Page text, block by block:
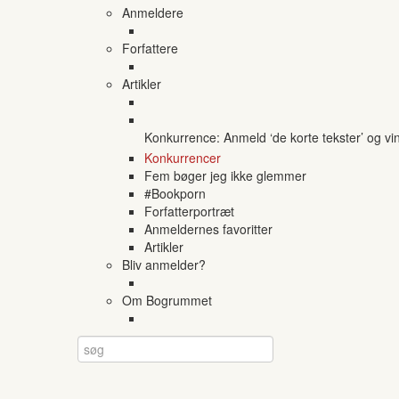
Anmeldere
Forfattere
Artikler
Konkurrence: Anmeld ‘de korte tekster’ og
Konkurrencer
Fem bøger jeg ikke glemmer
#Bookporn
Forfatterportræt
Anmeldernes favoritter
Artikler
Bliv anmelder?
Om Bogrummet